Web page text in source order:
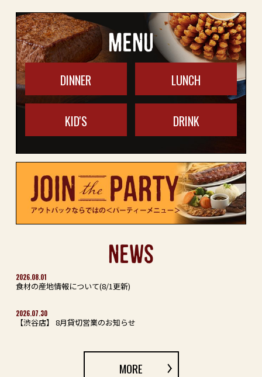
MENU
DINNER LUNCH
KID'S DRINK
NEWS
2026.08.01
食材の産地情報について(8/1更新)
2026.07.30
【渋谷店】 8月貸切営業のお知らせ
MORE